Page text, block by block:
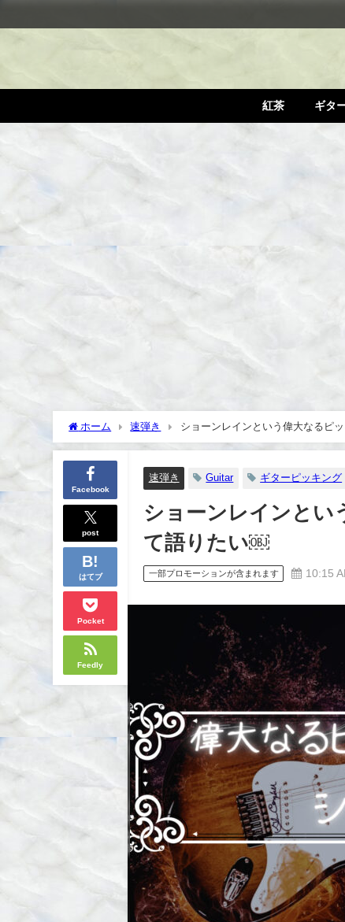
紅茶 ギタ
ホーム 速弾き ショーンレインという偉大なるピ
Facebook
post
はてブ
Pocket
Feedly
速弾き Guitar ギターピッキング
ショーンレインとい
て語りたい￼
一部プロモーションが含まれます 10:15